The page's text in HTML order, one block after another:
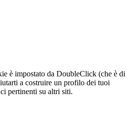
è impostato da DoubleClick (che è di
a costruire un profilo dei tuoi
pertinenti su altri siti.